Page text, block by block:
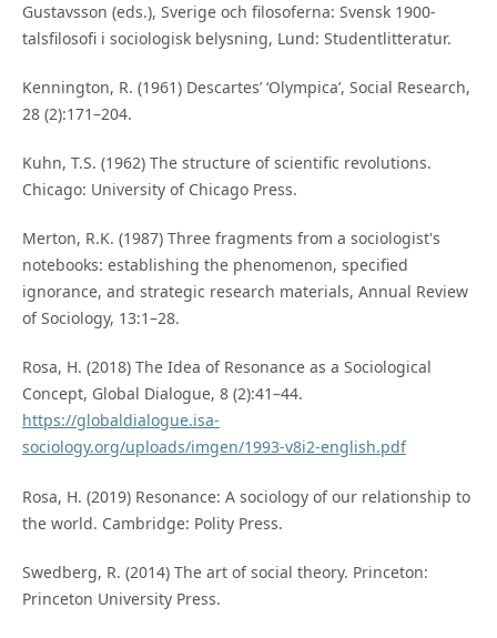
Gustavsson (eds.), Sverige och filosoferna: Svensk 1900-
talsfilosofi i sociologisk belysning, Lund: Studentlitteratur.
Kennington, R. (1961) Descartes’ ‘Olympica’, Social Research,
28 (2):171–204.
Kuhn, T.S. (1962) The structure of scientific revolutions.
Chicago: University of Chicago Press.
Merton, R.K. (1987) Three fragments from a sociologist's
notebooks: establishing the phenomenon, specified
ignorance, and strategic research materials, Annual Review
of Sociology, 13:1–28.
Rosa, H. (2018) The Idea of Resonance as a Sociological
Concept, Global Dialogue, 8 (2):41–44.
https://globaldialogue.isa-
sociology.org/uploads/imgen/1993-v8i2-english.pdf
Rosa, H. (2019) Resonance: A sociology of our relationship to
the world. Cambridge: Polity Press.
Swedberg, R. (2014) The art of social theory. Princeton:
Princeton University Press.